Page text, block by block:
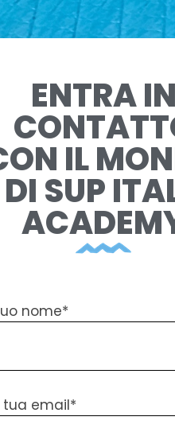
ENTRA IN
IL
DI SUP
nome*
tua email*